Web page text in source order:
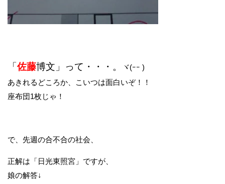
「 佐藤博文」って・・・。
ヾ(ｰｰ )
あきれるどころか、こいつは面白いぞ！！
座布団1枚じゃ！
で、先週の合不合の社会、
正解は「日光東照宮」ですが、
娘の解答↓